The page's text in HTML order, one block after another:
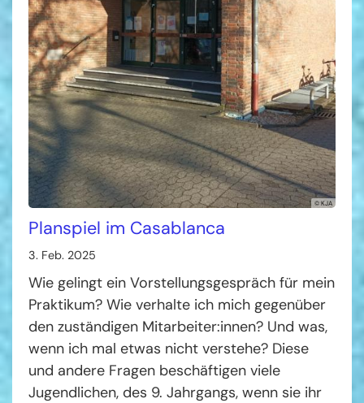
© KJA
Planspiel im Casablanca
3. Feb. 2025
Wie gelingt ein Vorstellungsgespräch für mein
Praktikum? Wie verhalte ich mich gegenüber
den zuständigen Mitarbeiter:innen? Und was,
wenn ich mal etwas nicht verstehe? Diese
und andere Fragen beschäftigen viele
Jugendlichen, des 9. Jahrgangs, wenn sie ihr